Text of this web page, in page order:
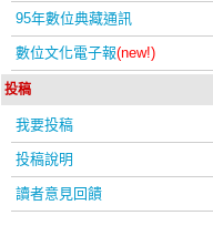
95年數位典藏通訊
數位文化電子報(new!)
投稿
我要投稿
投稿說明
讀者意見回饋